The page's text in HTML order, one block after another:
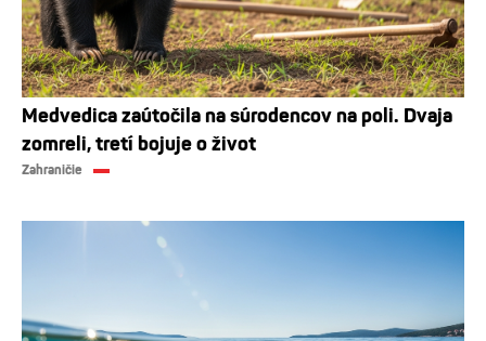
Medvedica zaútočila na súrodencov na poli. Dvaja
zomreli, tretí bojuje o život
Zahraničie